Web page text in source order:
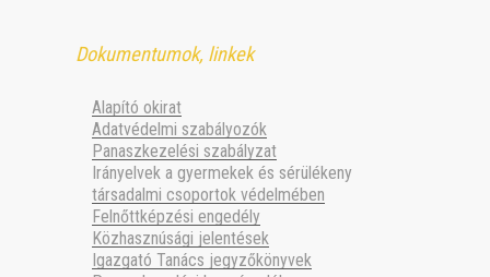
Dokumentumok, linkek
Alapító okirat
Adatvédelmi szabályozók
Panaszkezelési szabályzat
Irányelvek a gyermekek és sérülékeny
társadalmi csoportok védelmében
Felnőttképzési engedély
Közhasznúsági jelentések
Igazgató Tanács jegyzőkönyvek